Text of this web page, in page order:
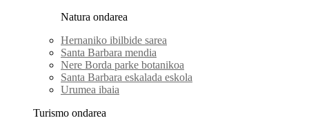
Natura ondarea
Hernaniko ibilbide sarea
Santa Barbara mendia
Nere Borda parke botanikoa
Santa Barbara eskalada eskola
Urumea ibaia
Turismo ondarea